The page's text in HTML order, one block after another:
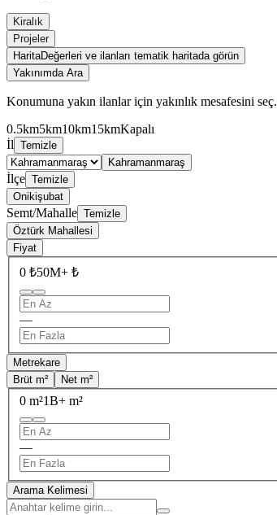
Kiralık
Projeler
HaritaDeğerleri ve ilanları tematik haritada görün
Yakınımda Ara
Konumuna yakın ilanlar için yakınlık mesafesini seç.
0.5km5km10km15kmKapalı
İl Temizle
Kahramanmaraş
İlçe Temizle
Onikişubat
Semt/Mahalle Temizle
Öztürk Mahallesi
Fiyat
0 ₺50M+ ₺
—
Metrekare
Brüt m²
Net m²
0 m²1B+ m²
—
Arama Kelimesi